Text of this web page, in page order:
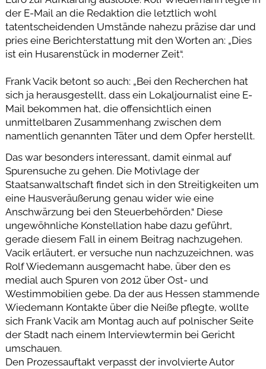
der E-Mail an die Redaktion die letztlich wohl
tatentscheidenden Umstände nahezu präzise dar und
pries eine Berichterstattung mit den Worten an: „Dies
ist ein Husarenstück in moderner Zeit“.
Frank Vacik betont so auch: „Bei den Recherchen hat
sich ja herausgestellt, dass ein Lokaljournalist eine E-
Mail bekommen hat, die offensichtlich einen
unmittelbaren Zusammenhang zwischen dem
namentlich genannten Täter und dem Opfer herstellt.
Das war besonders interessant, damit einmal auf
Spurensuche zu gehen. Die Motivlage der
Staatsanwaltschaft findet sich in den Streitigkeiten um
eine Hausveräußerung genau wider wie eine
Anschwärzung bei den Steuerbehörden.“ Diese
ungewöhnliche Konstellation habe dazu geführt,
gerade diesem Fall in einem Beitrag nachzugehen.
Vacik erläutert, er versuche nun nachzuzeichnen, was
Rolf Wiedemann ausgemacht habe, über den es
medial auch Spuren von 2012 über Ost- und
Westimmobilien gebe. Da der aus Hessen stammende
Wiedemann Kontakte über die Neiße pflegte, wollte
sich Frank Vacik am Montag auch auf polnischer Seite
der Stadt nach einem Interviewtermin bei Gericht
umschauen.
Den Prozessauftakt verpasst der involvierte Autor